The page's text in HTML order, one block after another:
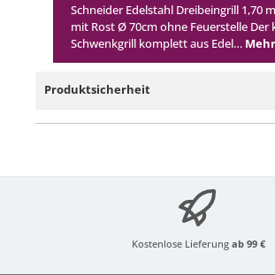
Schneider Edelstahl Dreibeingrill 1,70
mit Rost Ø 70cm ohne Feuerstelle Der
Schwenkgrill komplett aus Edel… Mehr
Produktsicherheit
Kostenlose Lieferung ab 99 €